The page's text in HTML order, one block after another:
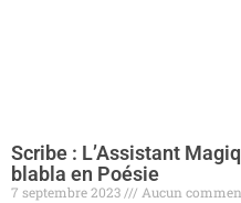
Scribe : L’Assistant
blabla en Poésie
7 septembre 2023
Aucun